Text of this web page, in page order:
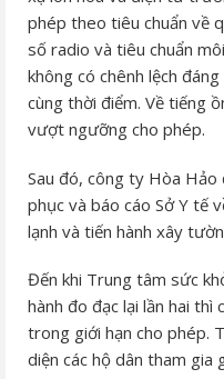
phép theo tiêu chuẩn về
số radio và tiêu chuẩn
không có chênh lệch
cùng thời điểm. Về tiếng
vượt ngưỡng cho phép.
Sau đó, công ty Hòa Hảo
phục và báo cáo Sở Y tế
lạnh và tiến hành xây
Đến khi Trung tâm sức
hành đo đạc lại lần hai thì
trong giới hạn cho phép.
diện các hộ dân tham gia